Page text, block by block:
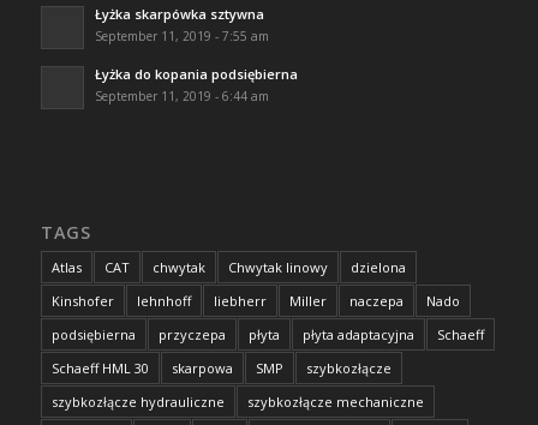
Łyżka skarpówka sztywna
September 11, 2019 - 7:55 am
Łyżka do kopania podsiębierna
September 11, 2019 - 6:44 am
TAGS
Atlas CAT chwytak Chwytak linowy
dzielona
Kinshofer
lehnhoff liebherr Miller naczepa
Nado
podsiębierna
przyczepa płyta płyta adaptacyjna
Schaeff
Schaeff HML 30
skarpowa SMP
szybkozłącze
szybkozłącze hydrauliczne
szybkozłącze mechaniczne